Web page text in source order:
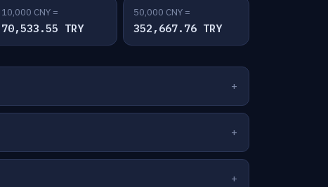
10,000 CNY =
70,533.55 TRY
50,000 CNY =
352,667.76 TRY